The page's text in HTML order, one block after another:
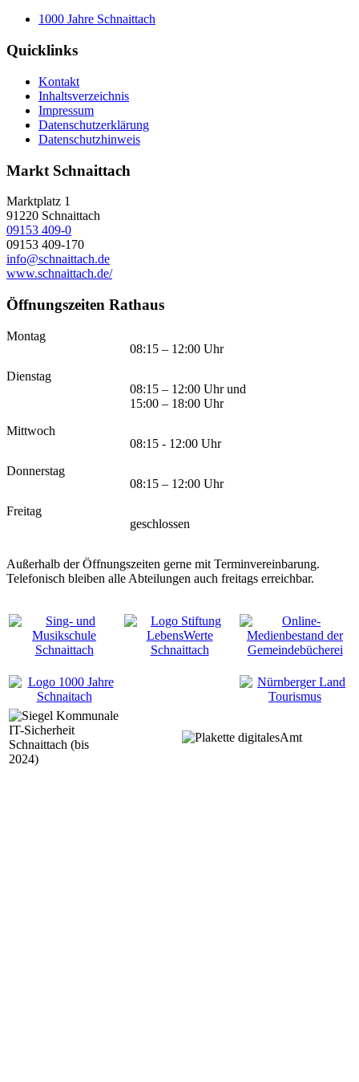
1000 Jahre Schnaittach
Quicklinks
Kontakt
Inhaltsverzeichnis
Impressum
Datenschutzerklärung
Datenschutzhinweis
Markt Schnaittach
Marktplatz 1
91220 Schnaittach
09153 409-0
09153 409-170
info@schnaittach.de
www.schnaittach.de/
Öffnungszeiten Rathaus
Montag
08:15 – 12:00 Uhr
Dienstag
08:15 – 12:00 Uhr und
15:00 – 18:00 Uhr
Mittwoch
08:15 - 12:00 Uhr
Donnerstag
08:15 – 12:00 Uhr
Freitag
geschlossen
Außerhalb der Öffnungszeiten gerne mit Terminvereinbarung.
Telefonisch bleiben alle Abteilungen auch freitags erreichbar.